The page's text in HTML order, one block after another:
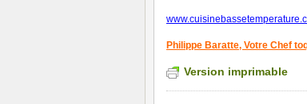
Philippe Baratte, Votre Chef
Version imprimable